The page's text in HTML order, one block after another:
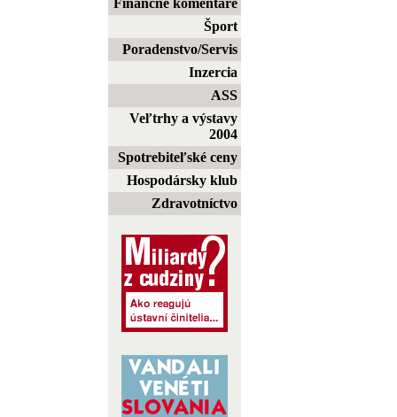
Finančné komentáre
Šport
Poradenstvo/Servis
Inzercia
ASS
Veľtrhy a výstavy
2004
Spotrebiteľské ceny
Hospodársky klub
Zdravotníctvo